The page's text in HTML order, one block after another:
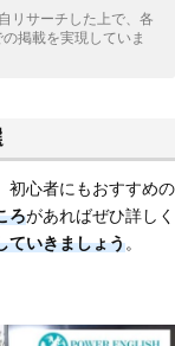
リサーチした上で、各
掲載を実現していま
初心者にもおすすめの
ろがあればぜひ詳しく
ていきましょう。